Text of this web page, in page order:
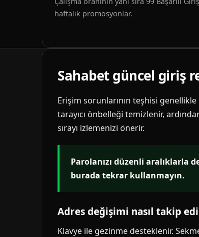
haftalık promosyonlar.
Sahabet güncel giriş
Erişim sorunlarının teşhisi
tarayıcı önbelleği temizlenir,
sırayı izlemenizi önerir.
Parolanızı düzenli aralıklarla
burada tekrar kullanmayın.
Adres değişimi nasıl takip
Klavye ile gezinme desteklenir.